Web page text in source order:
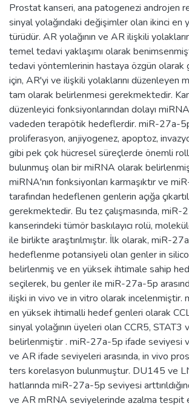
Prostat kanseri, ana patogenezi androjen
sinyal yolağındaki değişimler olan ikinci en
türüdür. AR yolağının ve AR ilişkili
temel tedavi yaklaşımı olarak
tedavi yöntemlerinin hastaya özgün olarak
için, AR'yi ve ilişkili yolaklarını düzenleyen
tam olarak belirlenmesi gerekmektedir.
düzenleyici fonksiyonlarından dolayı
vadeden terapötik hedeflerdir. miR-27a-
proliferasyon, anjiyogenez, apoptoz,
gibi pek çok hücresel süreçlerde önemli
bulunmuş olan bir miRNA olarak
miRNA'nın fonksiyonları karmaşıktır ve
tarafından hedeflenen genlerin açığa
gerekmektedir. Bu tez çalışmasında,
kanserindeki tümör baskılayıcı rolü,
ile birlikte araştırılmıştır. İlk olarak, miR-
hedeflenme potansiyeli olan genler in
belirlenmiş ve en yüksek ihtimale sahip
seçilerek, bu genler ile miR-27a-5p
ilişki in vivo ve in vitro olarak incelenmiştir.
en yüksek ihtimalli hedef genleri olarak
sinyal yolağının üyeleri olan CCR5,
belirlenmiştir . miR-27a-5p ifade seviyesi
ve AR ifade seviyeleri arasında, in vivo
ters korelasyon bulunmuştur. DU145 ve
hatlarında miR-27a-5p seviyesi
ve AR mRNA seviyelerinde azalma tespit